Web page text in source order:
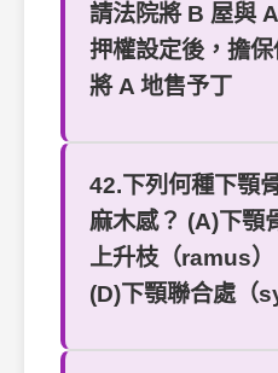
請法院將 B 屋與
押權設定後，擔
將 A 地售予丁
42.下列何種下顎
麻木感？ (A)下顎
上升枝（ramus）
(D)下顎聯合處（